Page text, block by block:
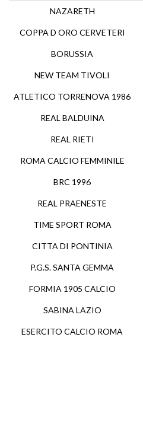
NAZARETH
COPPA D ORO CERVETERI
BORUSSIA
NEW TEAM TIVOLI
ATLETICO TORRENOVA 1986
REAL BALDUINA
REAL RIETI
ROMA CALCIO FEMMINILE
BRC 1996
REAL PRAENESTE
TIME SPORT ROMA
CITTA DI PONTINIA
P.G.S. SANTA GEMMA
FORMIA 1905 CALCIO
SABINA LAZIO
ESERCITO CALCIO ROMA